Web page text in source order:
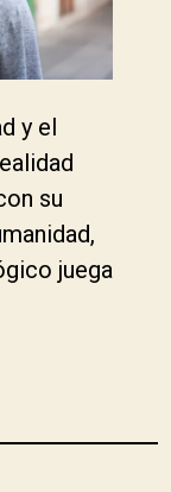
y el
su
juega